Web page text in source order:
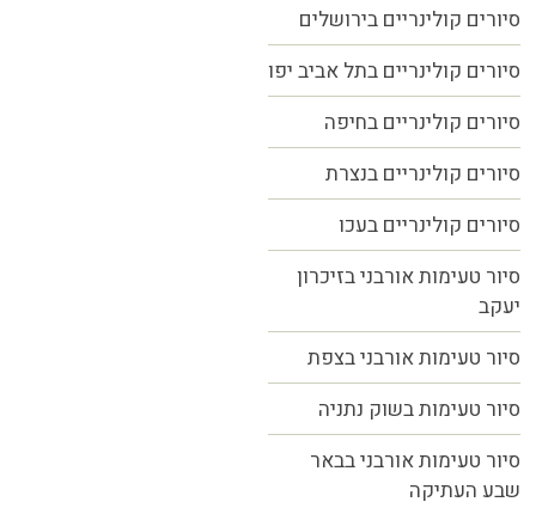
סיורים קולינריים בירושלים
סיורים קולינריים בתל אביב יפו
סיורים קולינריים בחיפה
סיורים קולינריים בנצרת
סיורים קולינריים בעכו
סיור טעימות אורבני בזיכרון
יעקב
סיור טעימות אורבני בצפת
סיור טעימות בשוק נתניה
סיור טעימות אורבני בבאר
שבע העתיקה